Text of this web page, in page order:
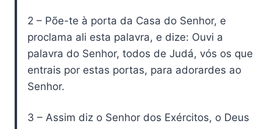
2 – Põe-te à porta da Casa do Senhor, e
proclama ali esta palavra, e dize: Ouvi a
palavra do Senhor, todos de Judá, vós os que
entrais por estas portas, para adorardes ao
Senhor.
3 – Assim diz o Senhor dos Exércitos, o Deus